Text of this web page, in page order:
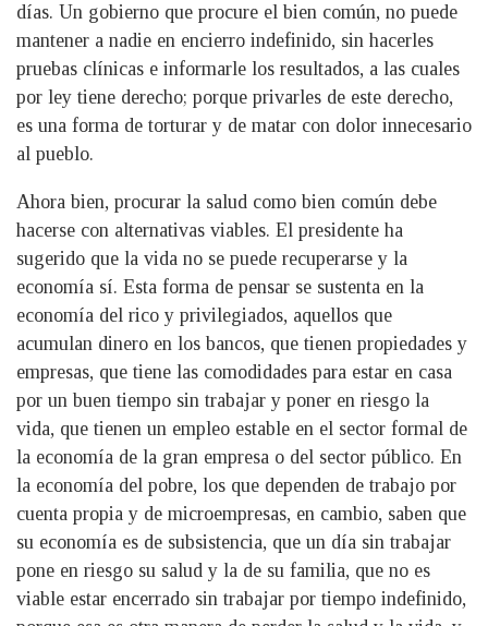
días. Un gobierno que procure el bien común, no puede
mantener a nadie en encierro indefinido, sin hacerles
pruebas clínicas e informarle los resultados, a las cuales
por ley tiene derecho; porque privarles de este derecho,
es una forma de torturar y de matar con dolor innecesario
al pueblo.
Ahora bien, procurar la salud como bien común debe
hacerse con alternativas viables. El presidente ha
sugerido que la vida no se puede recuperarse y la
economía sí. Esta forma de pensar se sustenta en la
economía del rico y privilegiados, aquellos que
acumulan dinero en los bancos, que tienen propiedades y
empresas, que tiene las comodidades para estar en casa
por un buen tiempo sin trabajar y poner en riesgo la
vida, que tienen un empleo estable en el sector formal de
la economía de la gran empresa o del sector público. En
la economía del pobre, los que dependen de trabajo por
cuenta propia y de microempresas, en cambio, saben que
su economía es de subsistencia, que un día sin trabajar
pone en riesgo su salud y la de su familia, que no es
viable estar encerrado sin trabajar por tiempo indefinido,